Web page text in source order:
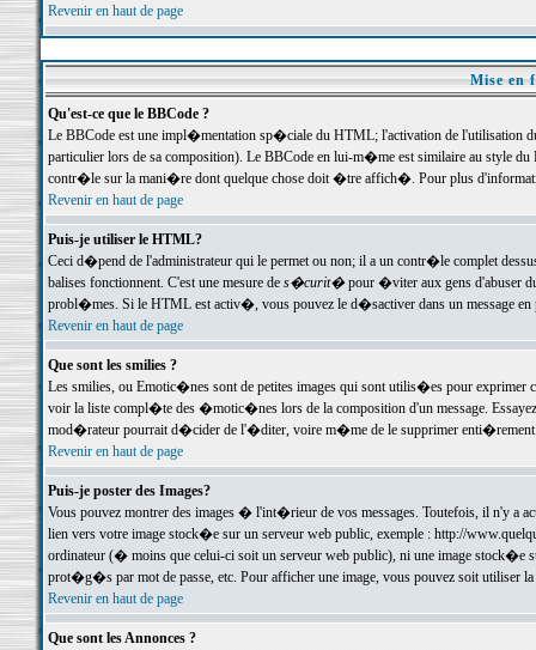
Revenir en haut de page
Mise en
Qu'est-ce que le BBCode ?
Le BBCode est une impl�mentation sp�ciale du HTML; l'activation de l'utilisation
particulier lors de sa composition). Le BBCode en lui-m�me est similaire au style
contr�le sur la mani�re dont quelque chose doit �tre affich�. Pour plus
Revenir en haut de page
Puis-je utiliser le HTML?
Ceci d�pend de l'administrateur qui le permet ou non; il a un contr�le complet
balises fonctionnent. C'est une mesure de s�curit�pour �viter aux gens d'abuser
probl�mes. Si le HTML est activ�, vous pouvez le d�sactiver dans un message en
Revenir en haut de page
Que sont les smilies ?
Les smilies, ou Emotic�nes sont de petites images qui sont utilis�es pour exprimer
voir la liste compl�te des �motic�nes lors de la composition d'un message.
mod�rateur pourrait d�cider de l'�diter, voire m�me de le supprimer
Revenir en haut de page
Puis-je poster des Images?
Vous pouvez montrer des images � l'int�rieur de vos messages. Toutefois, il n'y a
lien vers votre image stock�e sur un serveur web public, exemple : http://
ordinateur (� moins que celui-ci soit un serveur web public), ni une image stock�e
prot�g�s par mot de passe, etc. Pour afficher une image, vous pouvez soit
Revenir en haut de page
Que sont les Annonces ?